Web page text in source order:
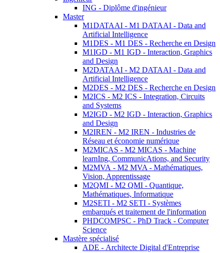
ING - Diplôme d'ingénieur
Master
M1DATAAI - M1 DATAAI - Data and
Artificial Intelligence
M1DES - M1 DES - Recherche en Design
M1IGD - M1 IGD - Interaction, Graphics
and Design
M2DATAAI - M2 DATAAI - Data and
Artificial Intelligence
M2DES - M2 DES - Recherche en Design
M2ICS - M2 ICS - Integration, Circuits
and Systems
M2IGD - M2 IGD - Interaction, Graphics
and Design
M2IREN - M2 IREN - Industries de
Réseau et économie numérique
M2MICAS - M2 MICAS - Machine
learnIng, CommunicAtions, and Security
M2MVA - M2 MVA - Mathématiques,
Vision, Apprentissage
M2QMI - M2 QMI - Quantique,
Mathématiques, Informatique
M2SETI - M2 SETI - Systèmes
embarqués et traitement de l'information
PHDCOMPSC - PhD Track - Computer
Science
Mastère spécialisé
ADE - Architecte Digital d'Entreprise